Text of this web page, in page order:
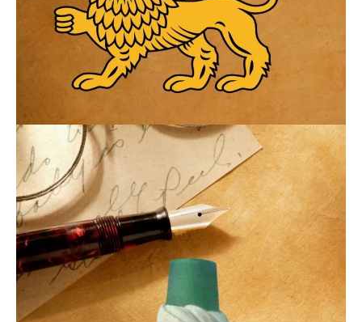
24.03.2026